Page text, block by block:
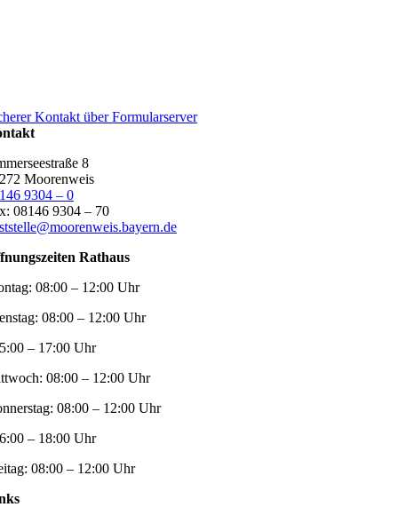
Kontakt über Formularserver
8
Moorenweis
9304 – 0
08146 9304 – 70
Rathaus
08:00 – 12:00 Uhr
08:00 – 12:00 Uhr
– 17:00 Uhr
08:00 – 12:00 Uhr
08:00 – 12:00 Uhr
– 18:00 Uhr
08:00 – 12:00 Uhr